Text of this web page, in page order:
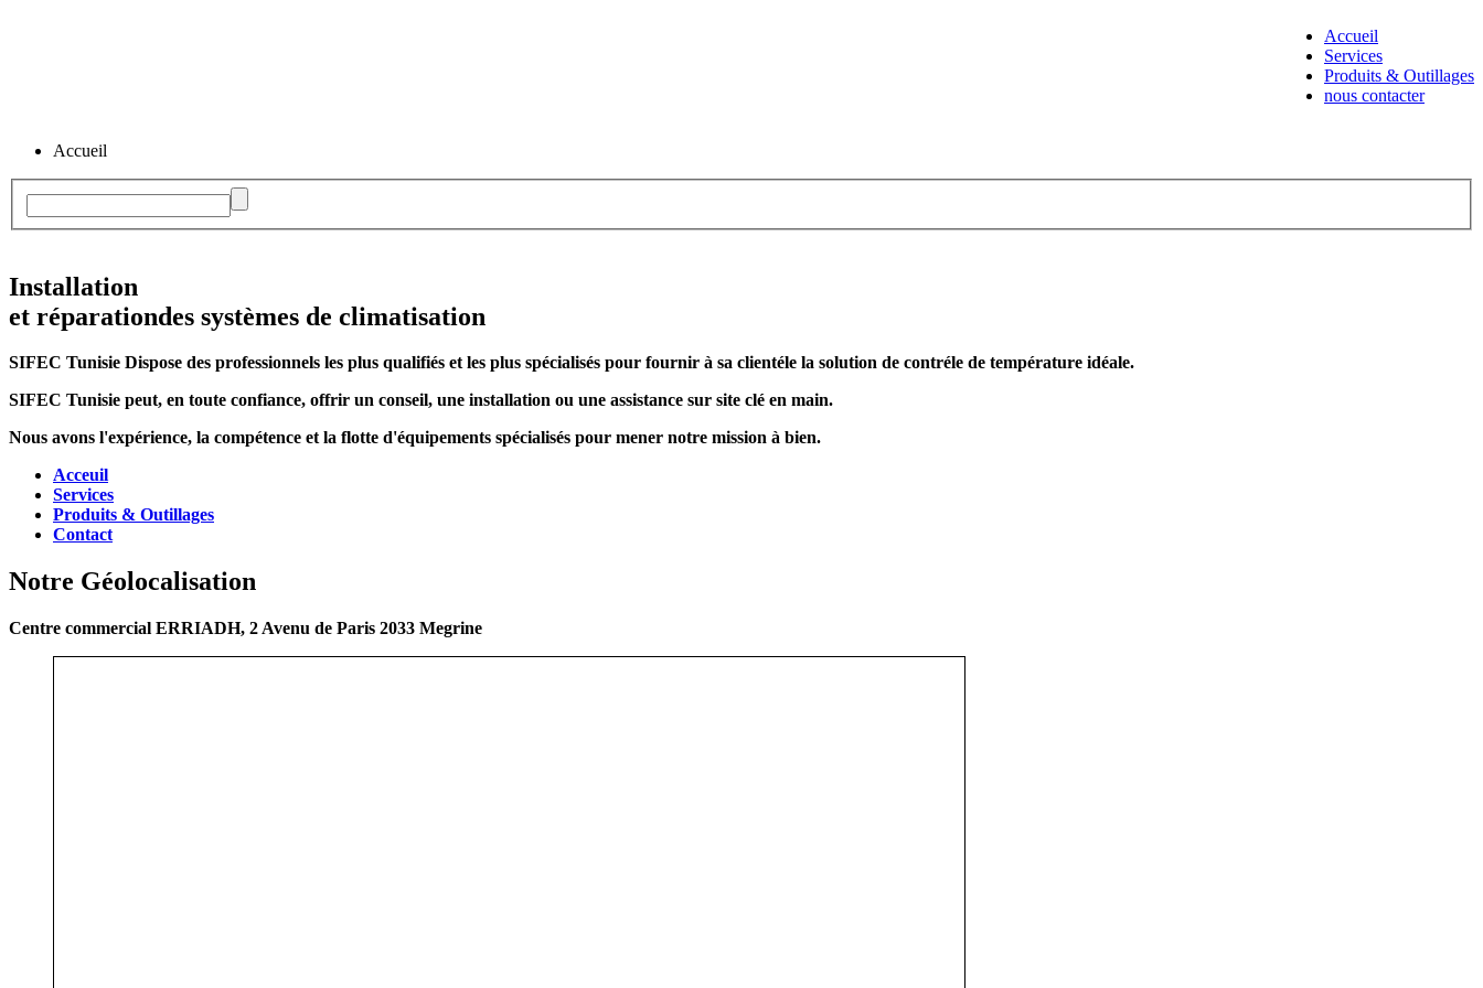
Accueil
Services
Produits & Outillages
nous contacter
Accueil
Installation
et réparationdes systèmes de climatisation
SIFEC Tunisie Dispose des professionnels les plus qualifiés et les plus spécialisés pour fournir à sa clientéle la solution de contréle de température idéale.
SIFEC Tunisie peut, en toute confiance, offrir un conseil, une installation ou une assistance sur site clé en main.
Nous avons l'expérience, la compétence et la flotte d'équipements spécialisés pour mener notre mission à bien.
Acceuil
Services
Produits & Outillages
Contact
Notre Géolocalisation
Centre commercial ERRIADH, 2 Avenu de Paris 2033 Megrine